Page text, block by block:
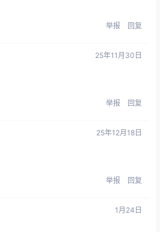
举报 回复
25年11月30日
举报 回复
25年12月18日
举报 回复
1月24日